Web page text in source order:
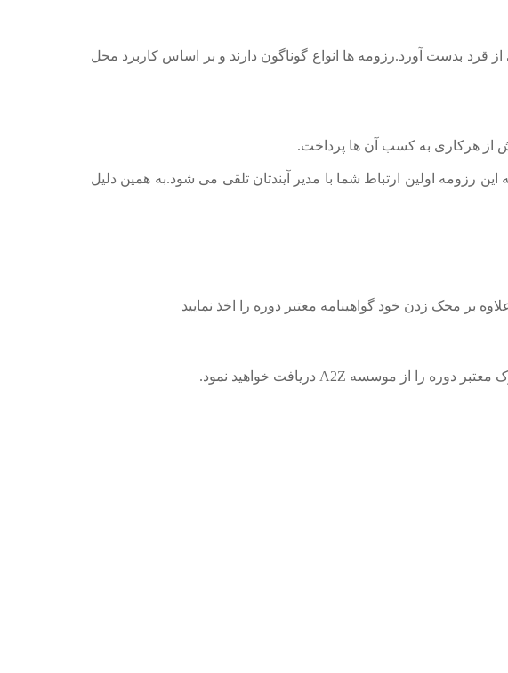
قرد بدست آورد.رزومه ها انواع گوناگون دارند و بر اساس کاربرد محل
از هرکاری به کسب آن ها پرداخت.
اولین ارتباط شما با مدیر آیندتان تلقی می شود.به همین دلیل
بر محک زدن خود گواهینامه معتبر دوره را اخذ نمایید
معتبر دوره را از موسسه A2Z دریافت خواهید نمود.